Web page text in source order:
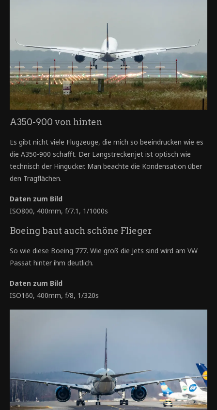
A350-900 von hinten
Es gibt nicht viele Flugzeuge, die mich so beeindrucken wie es
die A350-900 schafft. Der Langstreckenjet ist optisch wie
technisch der Hingucker. Man beachte die Kondensation über
den Tragflächen.
Daten zum Bild
ISO800, 400mm, f/7.1, 1/1000s
Boeing baut auch schöne Flieger
So wie diese Boeing 777. Wie groß die Jets sind wird am VW
Passat hinter ihm deutlich.
Daten zum Bild
ISO160, 400mm, f/8, 1/320s